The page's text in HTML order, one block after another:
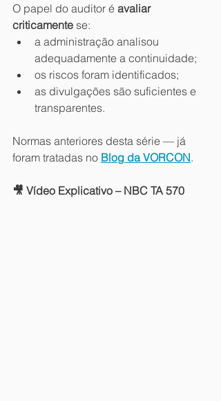
O papel do auditor é avaliar
criticamente se:
a administração analisou
adequadamente a continuidade;
os riscos foram identificados;
as divulgações são suficientes e
transparentes.
Normas anteriores desta série — já
foram tratadas no Blog da VORCON.
🎥 Vídeo Explicativo – NBC TA 570